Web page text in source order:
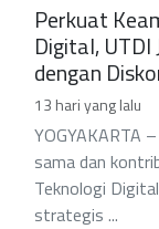
Perkuat
Digital,
dengan
13 hari yang lalu
YOGYAKARTA
sama dan
Teknologi
strategis ...